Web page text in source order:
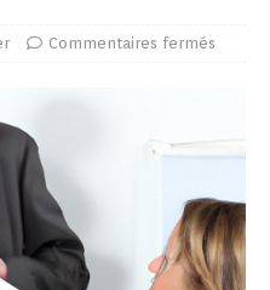
Commentaires fermés